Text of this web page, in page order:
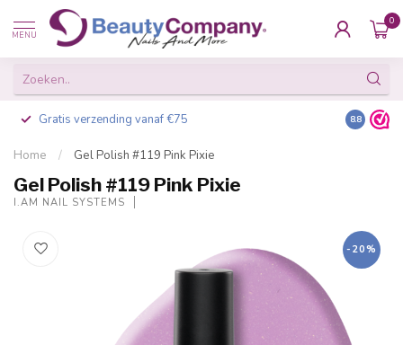
MENU
0
Gratis verzending vanaf €75 Besteld
8.8
Home / Gel Polish #119 Pink Pixie
Gel Polish #119 Pink Pixie
I.AM NAIL SYSTEMS
-20%